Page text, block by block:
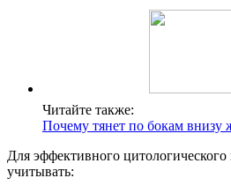
Читайте также:
Почему тянет по бокам внизу
Для эффективного
учитывать: